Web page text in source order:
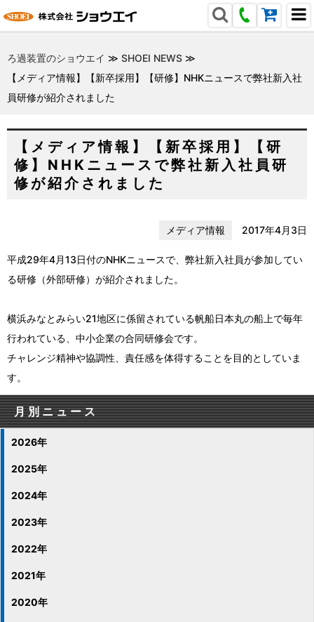
ろ過装置のショウエイ ≫ SHOEI NEWS ≫
【メディア情報】【新卒採用】【研修】NHKニュースで弊社新入社
員研修が紹介されました
【メディア情報】【新卒採用】【研
修】NHKニュースで弊社新入社員研
修が紹介されました
メディア情報 2017年4月3日
平成29年4月13日付のNHKニュースで、弊社新入社員が参加してい
る研修（外部研修）が紹介されました。
横浜みなとみらい21地区に係留されている帆船日本丸の船上で毎年
行われている、中小企業の合同研修会です。
チャレンジ精神や協調性、責任感を体得することを目的としていま
す。
月別ニュース
2026年
2025年
2024年
2023年
2022年
2021年
2020年